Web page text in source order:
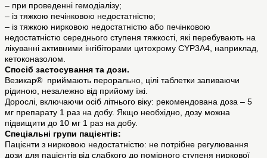
– при проведенні гемодіалізу;
– із тяжкою печінковою недостатністю;
– із тяжкою нирковою недостатністю або печінковою
недостатністю середнього ступеня тяжкості, які перебувають на
лікуванні активними інгібіторами цитохрому CYP3A4, наприклад,
кетоконазолом.
Спосіб застосування та дози.
Везикар® приймають перорально, цілі таблетки запиваючи
рідиною, незалежно від прийому їжі.
Дорослі, включаючи осіб літнього віку: рекомендована доза – 5
мг препарату 1 раз на добу. Якщо необхідно, дозу можна
підвищити до 10 мг 1 раз на добу.
Спеціальні групи пацієнтів:
Пацієнти з нирковою недостатністю: не потрібне регулювання
дози для пацієнтів від слабкого до помірного ступеня ниркової